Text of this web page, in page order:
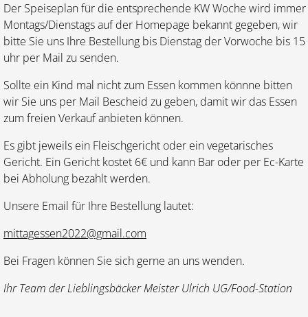
Der Speiseplan für die entsprechende KW Woche wird immer
Montags/Dienstags auf der Homepage bekannt gegeben, wir
bitte Sie uns Ihre Bestellung bis Dienstag der Vorwoche bis 15
uhr per Mail zu senden.
Sollte ein Kind mal nicht zum Essen kommen könnne bitten
wir Sie uns per Mail Bescheid zu geben, damit wir das Essen
zum freien Verkauf anbieten können.
Es gibt jeweils ein Fleischgericht oder ein vegetarisches
Gericht. Ein Gericht kostet 6€ und kann Bar oder per Ec-Karte
bei Abholung bezahlt werden.
Unsere Email für Ihre Bestellung lautet:
mittagessen2022@gmail.com
Bei Fragen können Sie sich gerne an uns wenden.
Ihr Team der Lieblingsbäcker Meister Ulrich UG/Food-Station